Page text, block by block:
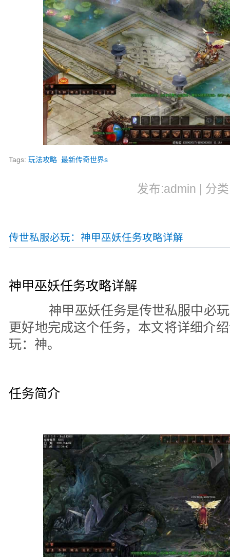
Tags:玩法攻略 最新传奇世界s
发布:admin | 分
传世私服必玩：神甲巫妖任务攻略详解
神甲巫妖任务攻略详解
神甲巫妖任务是传世私服中必玩
更好地完成这个任务，本文将详细介
玩：神。
任务简介